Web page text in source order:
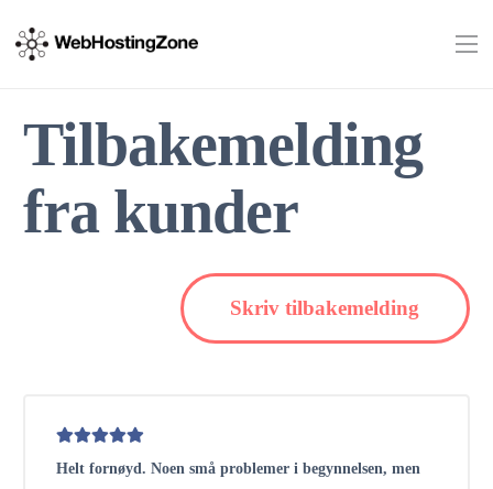
Tilbakemelding
fra kunder
Skriv tilbakemelding
Helt fornøyd. Noen små problemer i begynnelsen, men